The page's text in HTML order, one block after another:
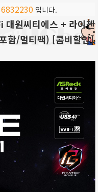
입니다.
원씨티에스 + 라이젠
함/멀티팩) [콤비할인]